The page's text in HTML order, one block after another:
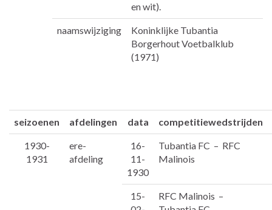
en wit).
naamswijziging
Koninklijke Tubantia
Borgerhout Voetbalklub
(1971)
seizoenen afdelingen data competitiewedstrijden
1930-
1931
ere-
afdeling
16-
11-
1930
Tubantia FC – RFC
Malinois
15-
RFC Malinois –